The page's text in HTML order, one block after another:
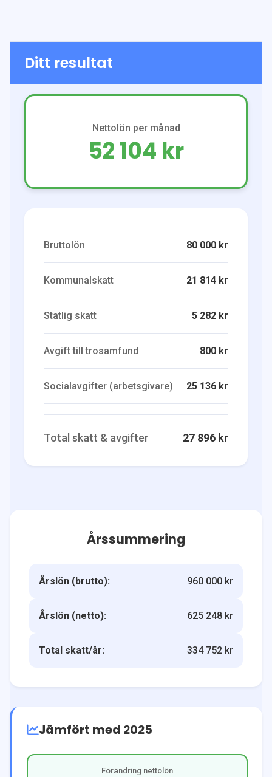
Ditt resultat
Nettolön per månad
52 104 kr
Bruttolön 80 000 kr
Kommunalskatt 21 814 kr
Statlig skatt 5 282 kr
Avgift till trosamfund 800 kr
Socialavgifter (arbetsgivare) 25 136 kr
Total skatt & avgifter 27 896 kr
Årssummering
Årslön (brutto): 960 000 kr
Årslön (netto): 625 248 kr
Total skatt/år: 334 752 kr
Jämfört med 2025
Förändring nettolön